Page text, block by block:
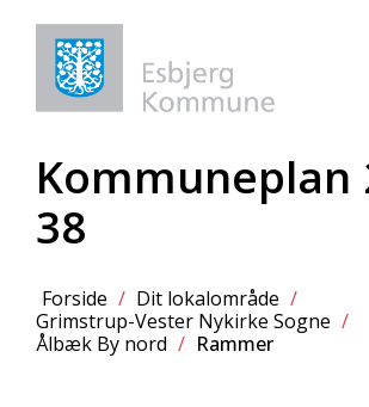
Kommuneplan
38
Forside / Dit lokalområde /
Grimstrup-Vester Nykirke Sogne /
Ålbæk By nord / Rammer